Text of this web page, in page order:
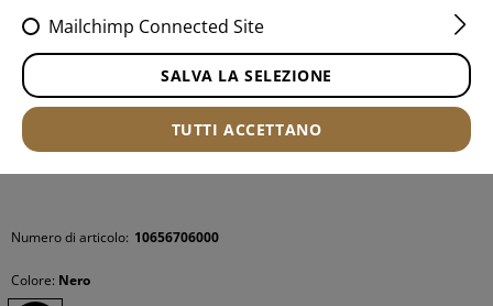
Numero di articolo: 10656706000
Colore: Nero
Mailchimp Connected Site
SALVA LA SELEZIONE
TUTTI ACCETTANO